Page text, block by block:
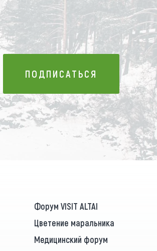
ПОДПИСАТЬСЯ
ПОДПИСАТЬСЯ
Форум VISIT ALTAI
Цветение маральника
Медицинский форум